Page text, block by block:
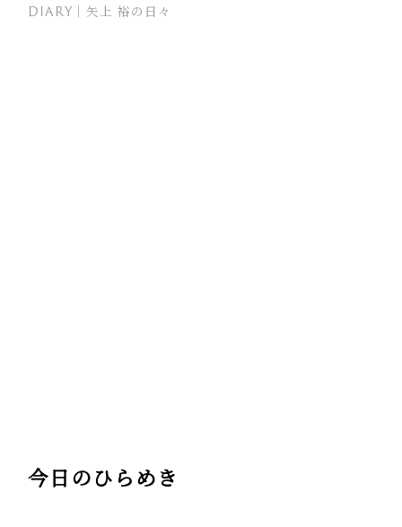
DIARY｜矢上 裕の日々
今日のひらめき